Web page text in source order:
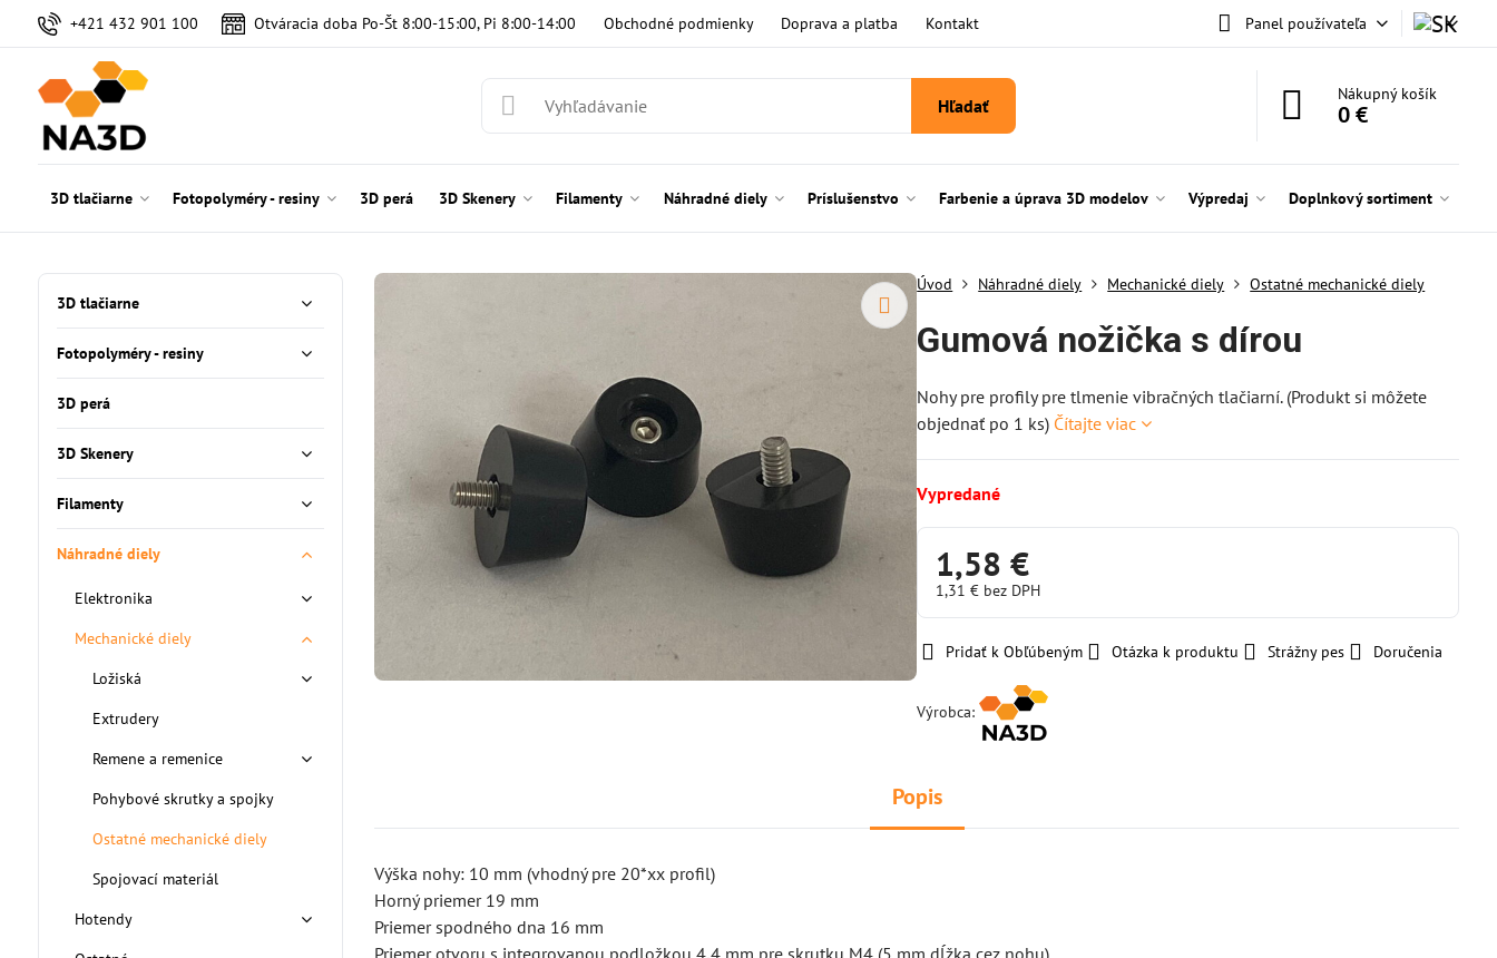
+421 432 901 100 Otváracia doba Po-Št 8:00-15:00, Pi 8:00-14:00 Obchodné podmienky Doprava a platba Kontakt Panel používateľa
Hľadať
Nákupný košík
0 €
3D tlačiarne Fotopolyméry - resiny 3D perá 3D Skenery Filamenty Náhradné diely Príslušenstvo Farbenie a úprava 3D modelov Výpredaj Doplnkový sortiment
Úvod Náhradné diely Mechanické diely Ostatné mechanické diely
Gumová nožička s dírou
Nohy pre profily pre tlmenie vibračných tlačiarní. (Produkt si môžete
objednať po 1 ks) Čítajte viac
Vypredané
1,58 €
1,31 € bez DPH
Pridať k Obľúbeným Otázka k produktu Strážny pes Doručenia
Výrobca:
Popis
Výška nohy: 10 mm (vhodný pre 20*xx profil)
Horný priemer 19 mm
Priemer spodného dna 16 mm
Priemer otvoru s integrovanou podložkou 4,4 mm pre skrutku M4 (5 mm dĺžka cez nohu)
3D tlačiarne
Fotopolyméry - resiny
3D perá
3D Skenery
Filamenty
Náhradné diely
Elektronika
Mechanické diely
Ložiská
Extrudery
Remene a remenice
Pohybové skrutky a spojky
Ostatné mechanické diely
Spojovací materiál
Hotendy